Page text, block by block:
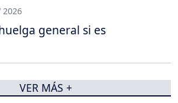
2026
general si es
VER MÁS +